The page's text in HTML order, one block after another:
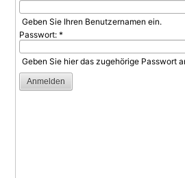
Geben Sie Ihren Benutzernamen ein.
Passwort: *
Geben Sie hier das zugehörige Passwort